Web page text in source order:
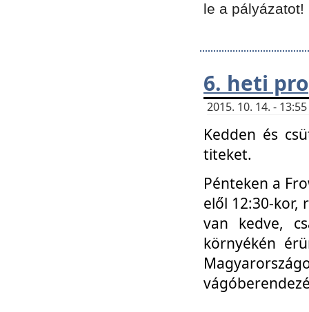
le a pályázatot!
6. heti
2015. 10. 14. -
Kedden és
titeket.
Pénteken a
elől 12:30-kor,
van kedve,
környékén